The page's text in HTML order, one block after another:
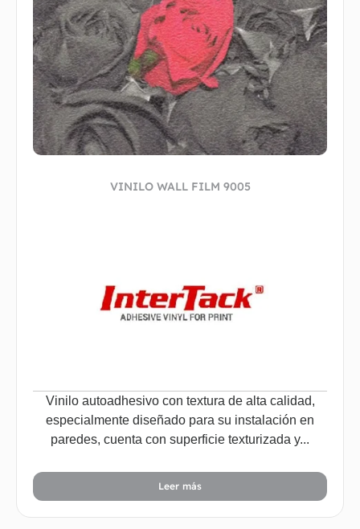
VINILO WALL FILM 9005
Vinilo autoadhesivo con textura de alta calidad,
especialmente diseñado para su instalación en
paredes, cuenta con superficie texturizada y...
Leer más